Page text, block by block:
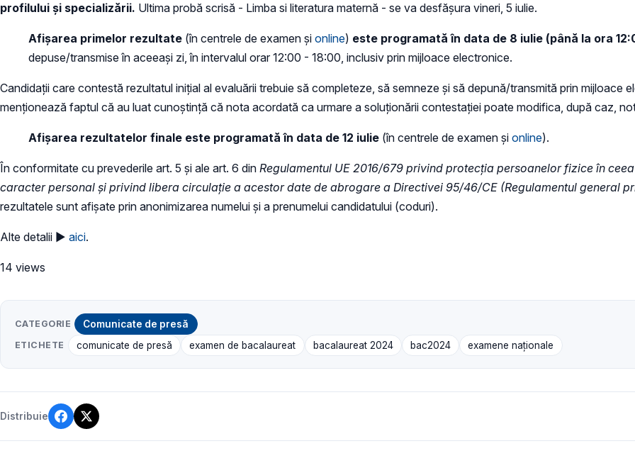
profilului şi specializării. Ultima probă scrisă - Limba si literatura maternă - se va desfășura vineri, 5 iulie.
Afișarea primelor rezultate (în centrele de examen și online) este programată în data de 8 iulie (până la ora
depuse/transmise în aceeași zi, în intervalul orar 12:00 - 18:00, inclusiv prin mijloace electronice.
Candidații care contestă rezultatul inițial al evaluării trebuie să completeze, să semneze și să depună/transmită prin mijloace
menționează faptul că au luat cunoștință că nota acordată ca urmare a soluționării contestației poate modifica, după caz,
Afișarea rezultatelor finale este programată în data de 12 iulie (în centrele de examen și online).
În conformitate cu prevederile art. 5 și ale art. 6 din Regulamentul UE 2016/679 privind protecția persoanelor fizice în
caracter personal și privind libera circulație a acestor date de abrogare a Directivei 95/46/CE (Regulamentul general
rezultatele sunt afișate prin anonimizarea numelui și a prenumelui candidatului (coduri).
Alte detalii ► aici.
14 views
CATEGORIE Comunicate de presă
ETICHETE comunicate de presă examen de bacalaureat bacalaureat 2024 bac2024 examene naţionale
Distribuie